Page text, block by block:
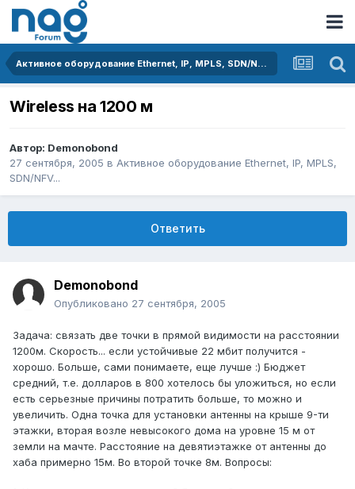
Активное оборудование Ethernet, IP, MPLS, SDN/NFV...
Wireless на 1200 м
Автор: Demonobond
27 сентября, 2005 в Активное оборудование Ethernet, IP, MPLS,
SDN/NFV...
Ответить
Demonobond
Опубликовано 27 сентября, 2005
Задача: связать две точки в прямой видимости на расстоянии
1200м. Скорость... если устойчивые 22 мбит получится -
хорошо. Больше, сами понимаете, еще лучше :) Бюджет
средний, т.е. долларов в 800 хотелось бы уложиться, но если
есть серьезные причины потратить больше, то можно и
увеличить. Одна точка для установки антенны на крыше 9-ти
этажки, вторая возле невысокого дома на уровне 15 м от
земли на мачте. Расстояние на девятиэтажке от антенны до
хаба примерно 15м. Во второй точке 8м. Вопросы: